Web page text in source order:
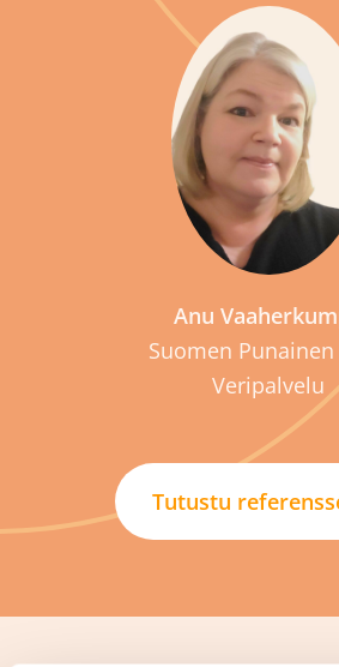
Anu
Suomen Punainen
Veripalvelu
Tutustu